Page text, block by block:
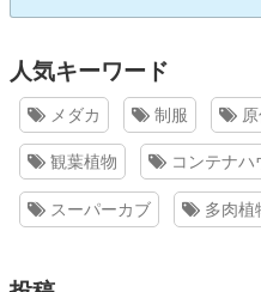
人気キーワード
メダカ 制服
観葉植物 コンテナハ
スーパーカブ 多肉植